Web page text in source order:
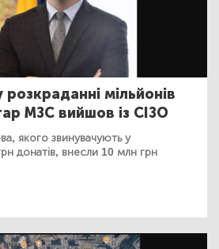
мільйонів
МЗС вийшов із СІЗО
якого звинувачують у
донатів, внесли 10 млн грн